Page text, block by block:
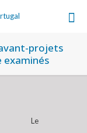
projets
examinés
Le